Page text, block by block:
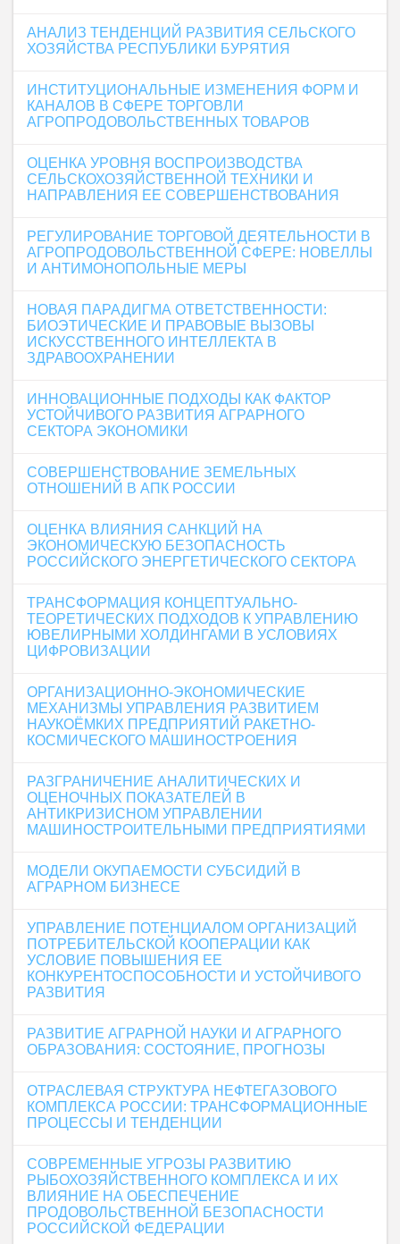
АНАЛИЗ ТЕНДЕНЦИЙ РАЗВИТИЯ СЕЛЬСКОГО
ХОЗЯЙСТВА РЕСПУБЛИКИ БУРЯТИЯ
ИНСТИТУЦИОНАЛЬНЫЕ ИЗМЕНЕНИЯ ФОРМ И
КАНАЛОВ В СФЕРЕ ТОРГОВЛИ
АГРОПРОДОВОЛЬСТВЕННЫХ ТОВАРОВ
ОЦЕНКА УРОВНЯ ВОСПРОИЗВОДСТВА
СЕЛЬСКОХОЗЯЙСТВЕННОЙ ТЕХНИКИ И
НАПРАВЛЕНИЯ ЕЕ СОВЕРШЕНСТВОВАНИЯ
РЕГУЛИРОВАНИЕ ТОРГОВОЙ ДЕЯТЕЛЬНОСТИ В
АГРОПРОДОВОЛЬСТВЕННОЙ СФЕРЕ: НОВЕЛЛЫ
И АНТИМОНОПОЛЬНЫЕ МЕРЫ
НОВАЯ ПАРАДИГМА ОТВЕТСТВЕННОСТИ:
БИОЭТИЧЕСКИЕ И ПРАВОВЫЕ ВЫЗОВЫ
ИСКУССТВЕННОГО ИНТЕЛЛЕКТА В
ЗДРАВООХРАНЕНИИ
ИННОВАЦИОННЫЕ ПОДХОДЫ КАК ФАКТОР
УСТОЙЧИВОГО РАЗВИТИЯ АГРАРНОГО
СЕКТОРА ЭКОНОМИКИ
СОВЕРШЕНСТВОВАНИЕ ЗЕМЕЛЬНЫХ
ОТНОШЕНИЙ В АПК РОССИИ
ОЦЕНКА ВЛИЯНИЯ САНКЦИЙ НА
ЭКОНОМИЧЕСКУЮ БЕЗОПАСНОСТЬ
РОССИЙСКОГО ЭНЕРГЕТИЧЕСКОГО СЕКТОРА
ТРАНСФОРМАЦИЯ КОНЦЕПТУАЛЬНО-
ТЕОРЕТИЧЕСКИХ ПОДХОДОВ К УПРАВЛЕНИЮ
ЮВЕЛИРНЫМИ ХОЛДИНГАМИ В УСЛОВИЯХ
ЦИФРОВИЗАЦИИ
ОРГАНИЗАЦИОННО-ЭКОНОМИЧЕСКИЕ
МЕХАНИЗМЫ УПРАВЛЕНИЯ РАЗВИТИЕМ
НАУКОЁМКИХ ПРЕДПРИЯТИЙ РАКЕТНО-
КОСМИЧЕСКОГО МАШИНОСТРОЕНИЯ
РАЗГРАНИЧЕНИЕ АНАЛИТИЧЕСКИХ И
ОЦЕНОЧНЫХ ПОКАЗАТЕЛЕЙ В
АНТИКРИЗИСНОМ УПРАВЛЕНИИ
МАШИНОСТРОИТЕЛЬНЫМИ ПРЕДПРИЯТИЯМИ
МОДЕЛИ ОКУПАЕМОСТИ СУБСИДИЙ В
АГРАРНОМ БИЗНЕСЕ
УПРАВЛЕНИЕ ПОТЕНЦИАЛОМ ОРГАНИЗАЦИЙ
ПОТРЕБИТЕЛЬСКОЙ КООПЕРАЦИИ КАК
УСЛОВИЕ ПОВЫШЕНИЯ ЕЕ
КОНКУРЕНТОСПОСОБНОСТИ И УСТОЙЧИВОГО
РАЗВИТИЯ
РАЗВИТИЕ АГРАРНОЙ НАУКИ И АГРАРНОГО
ОБРАЗОВАНИЯ: СОСТОЯНИЕ, ПРОГНОЗЫ
ОТРАСЛЕВАЯ СТРУКТУРА НЕФТЕГАЗОВОГО
КОМПЛЕКСА РОССИИ: ТРАНСФОРМАЦИОННЫЕ
ПРОЦЕССЫ И ТЕНДЕНЦИИ
СОВРЕМЕННЫЕ УГРОЗЫ РАЗВИТИЮ
РЫБОХОЗЯЙСТВЕННОГО КОМПЛЕКСА И ИХ
ВЛИЯНИЕ НА ОБЕСПЕЧЕНИЕ
ПРОДОВОЛЬСТВЕННОЙ БЕЗОПАСНОСТИ
РОССИЙСКОЙ ФЕДЕРАЦИИ